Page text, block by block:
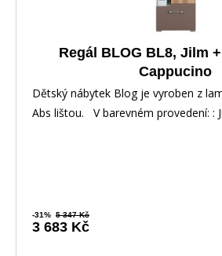
Regál BLOG BL8, Jilm
Cappucino
Dětský nábytek Blog je vyroben z
Abs lištou. V barevném provedení: :
-31% 5 347 Kč
3 683 Kč